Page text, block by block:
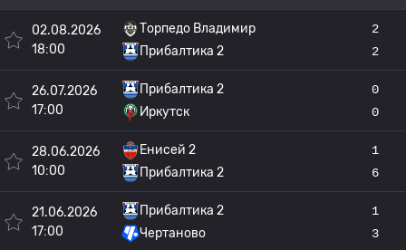
02.08.2026
18:00
Торпедо Владимир
Прибалтика 2
2
2
26.07.2026
17:00
Прибалтика 2
Иркутск
0
0
28.06.2026
10:00
Енисей 2
Прибалтика 2
1
6
21.06.2026
17:00
Прибалтика 2
Чертаново
1
3